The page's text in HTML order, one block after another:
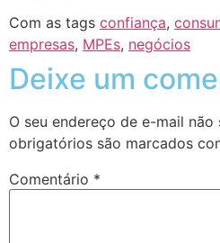
Com as tags confiança,
empresas, MPEs, negócios
Deixe um
O seu endereço de e-mail não
obrigatórios são marcados
Comentário *